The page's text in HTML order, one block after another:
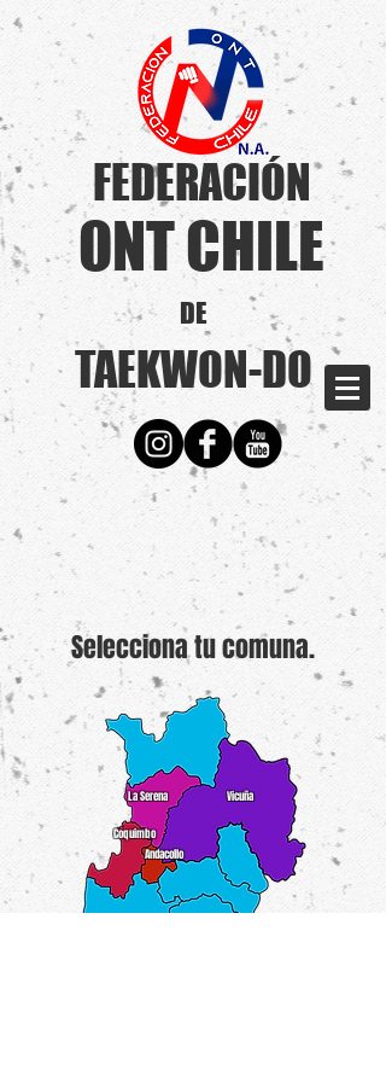
ONT CHILE
FEDERACIÓN
DE
TAEKWON-DO
Selecciona tu comuna.
La Serena
Andacollo
Vicuña
Coquimbo